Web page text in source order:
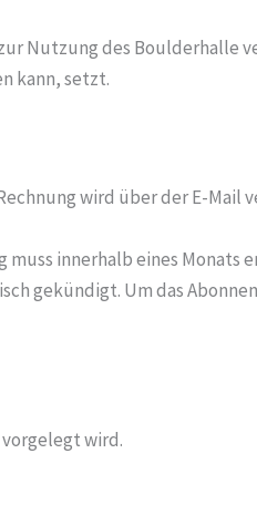
Nutzung des Boulderhalle
kann, setzt.
wird über der E-Mail
innerhalb eines Monats
gekündigt. Um das
vorgelegt wird.